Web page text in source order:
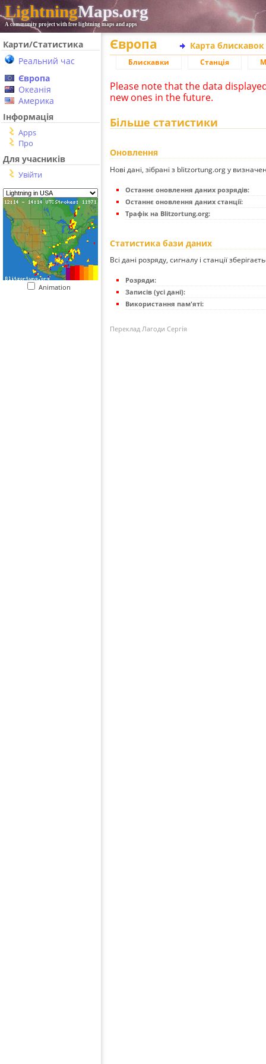
LightningMaps.org
A community project with free lightning maps and apps
Карти/Статистика
Реальний час
Європа
Океанія
Америка
Інформація
Apps
Про
Для учасників
Увійти
Animation
Європа Карта
Блискавки Станція
Please note that the data
new ones in the future.
Більше статистики
Оновлення
Нові дані, зібрані з blitzortung.org у
Останнє оновлення даних розрядів:
Останнє оновлення даних станції:
Трафік на Blitzortung.org:
Статистика бази даних
Всі дані розряду, сигналу і станції
Розряди:
Записів (усі дані):
Використання пам'яті:
Переклад Лагоди Сергія